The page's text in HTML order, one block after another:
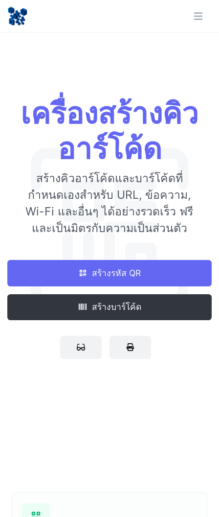
เครื่องสร้างคิว
อาร์โค้ด
สร้างคิวอาร์โค้ดและบาร์โค้ดที่
กำหนดเองสำหรับ URL, ข้อความ,
Wi-Fi และอื่นๆ ได้อย่างรวดเร็ว ฟรี
และเป็นมิตรกับความเป็นส่วนตัว
สร้างรหัส QR
สร้างบาร์โค้ด